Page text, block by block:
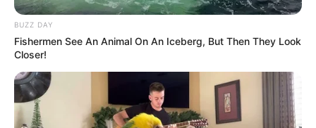
BUZZ DAY
Fishermen See An Animal On An Iceberg, But Then They Look
Closer!